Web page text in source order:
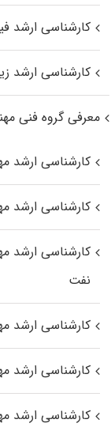
کارشناسی ارشد
کارشناسی ارشد
معرفی گروه فنی
کارشناسی ارشد
کارشناسی ارشد
کارشناسی ارشد
نفت
کارشناسی ارشد
کارشناسی ارشد
کارشناسی ارشد